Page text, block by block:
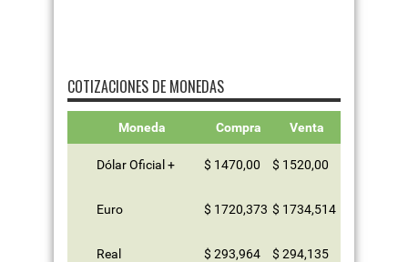
COTIZACIONES DE MONEDAS
Moneda Compra Venta
Dólar Oficial + $ 1470,00 $ 1520,00
Euro $ 1720,373 $ 1734,514
Real $ 293,964 $ 294,135